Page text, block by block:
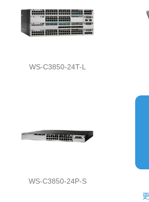
WS-C3850-24T-L
WS-C3850-24P-S